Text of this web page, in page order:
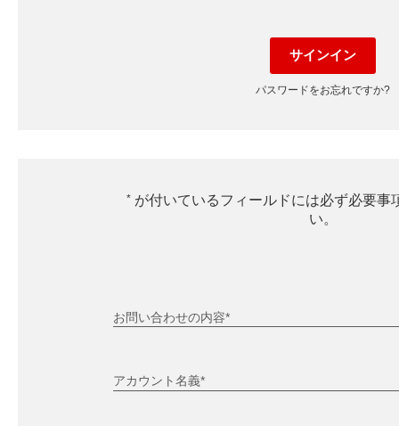
サインイン
パスワードをお忘れですか?
* が付いているフィールドには必ず必要事
い。
お問い合わせの内容*
アカウント名義*